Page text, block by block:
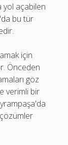
yol açabilen
bu tür
için
Önceden
göz
verimli bir
çözümler